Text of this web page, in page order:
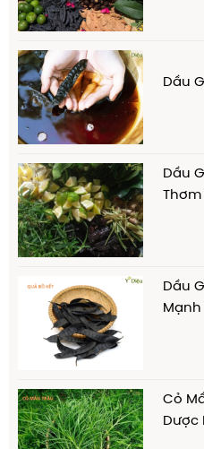
Dầu
Dầu
Thơm
Dầu
Mạnh
Cỏ
Dược